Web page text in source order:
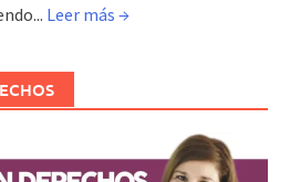
Leer más →